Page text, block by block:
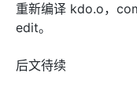
重新编译 kdo.o，
edit。
后文待续